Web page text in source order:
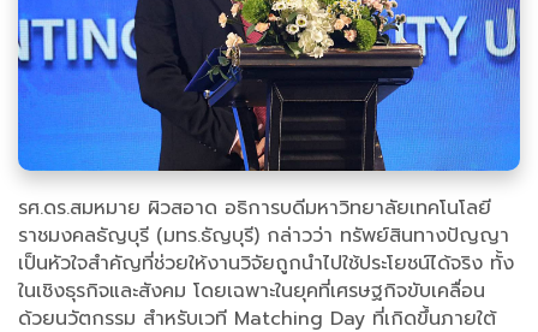
รศ.ดร.สมหมาย ผิวสอาด อธิการบดีมหาวิทยาลัยเทคโนโลยี
ราชมงคลธัญบุรี (มทร.ธัญบุรี) กล่าวว่า ทรัพย์สินทางปัญญา
เป็นหัวใจสำคัญที่ช่วยให้งานวิจัยถูกนำไปใช้ประโยชน์ได้จริง ทั้ง
ในเชิงธุรกิจและสังคม โดยเฉพาะในยุคที่เศรษฐกิจขับเคลื่อน
ด้วยนวัตกรรม สำหรับเวที Matching Day ที่เกิดขึ้นภายใต้